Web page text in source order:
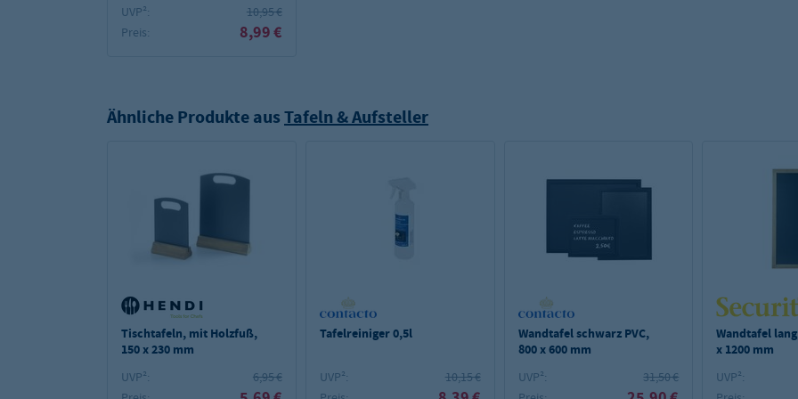
UVP²:
10,95 €
Preis:
8,99 €
Ähnliche Produkte ausTafeln & Aufsteller
Tischtafeln, mit Holzfuß,
150 x 230 mm
UVP²:
6,95 €
Tafelreiniger 0,5l
UVP²:
10,15 €
Wandtafel schwarz PVC,
800 x 600 mm
UVP²:
31,50 €
Wandtafel
x 1200 mm
UVP²: